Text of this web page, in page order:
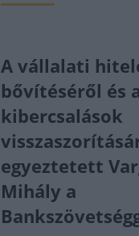
A vállalati
bővítéséről és
kibercsalások
egyeztetett
Mihály a